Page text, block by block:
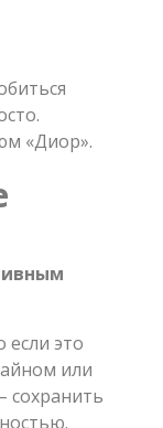
«Диор».
это
или
сохранить